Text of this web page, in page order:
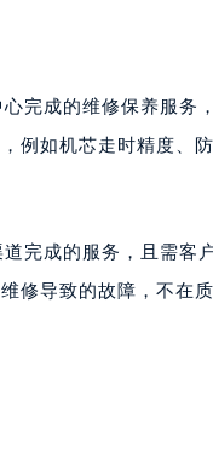
完成的维修保养服务
例如机芯走时精度、
完成的服务，且需客
修导致的故障，不在